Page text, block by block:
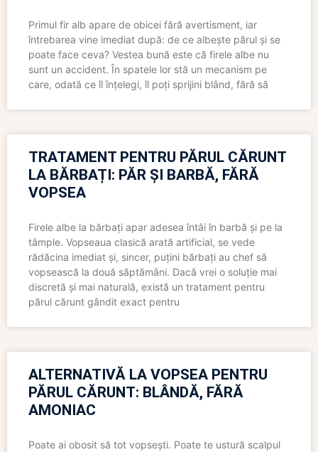
Primul fir alb apare de obicei fără avertisment, iar
întrebarea vine imediat după: de ce albește părul și se
poate face ceva? Vestea bună este că firele albe nu
sunt un accident. În spatele lor stă un mecanism pe
care, odată ce îl înțelegi, îl poți sprijini blând, fără să
TRATAMENT PENTRU PĂRUL CĂRUNT
LA BĂRBAȚI: PĂR ȘI BARBĂ, FĂRĂ
VOPSEA
Firele albe la bărbați apar adesea întâi în barbă și pe la
tâmple. Vopseaua clasică arată artificial, se vede
rădăcina imediat și, sincer, puțini bărbați au chef să
vopsească la două săptămâni. Dacă vrei o soluție mai
discretă și mai naturală, există un tratament pentru
părul cărunt gândit exact pentru
ALTERNATIVĂ LA VOPSEA PENTRU
PĂRUL CĂRUNT: BLÂNDĂ, FĂRĂ
AMONIAC
Poate ai obosit să tot vopsești. Poate te ustură scalpul